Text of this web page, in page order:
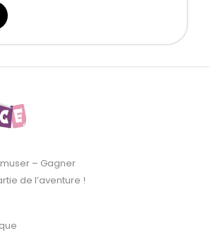
– Gagner
de l’aventure !